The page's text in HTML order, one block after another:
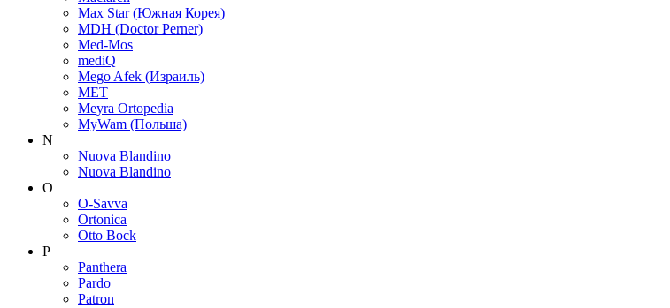
Max Star (Южная Корея)
MDH (Doctor Perner)
Med-Mos
mediQ
Mego Afek (Израиль)
MET
Meyra Ortopedia
MyWam (Польша)
N
Nuova Blandino
Nuova Blandino
O
O-Savva
Ortonica
Otto Bock
P
Panthera
Pardo
Patron